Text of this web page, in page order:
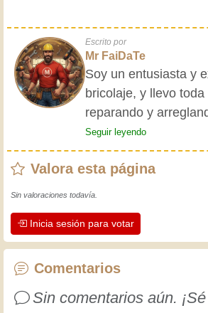
Escrito por
Mr FaiDaTe
Soy un entusiasta y
bricolaje, y llevo
reparando y
para mis amigos. Mis
enseñaron lo básico
desde entonces he
experiencia. ¡La
apreciar la
artesanos
trabajo. Aprendamos
¡Diviértete!
Seguir leyendo
Valora esta página
Sin valoraciones todavía.
Inicia sesión para votar
Comentarios
Sin comentarios aún.